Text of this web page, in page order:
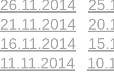
26.11.2014
21.11.2014
16.11.2014
11.11.2014